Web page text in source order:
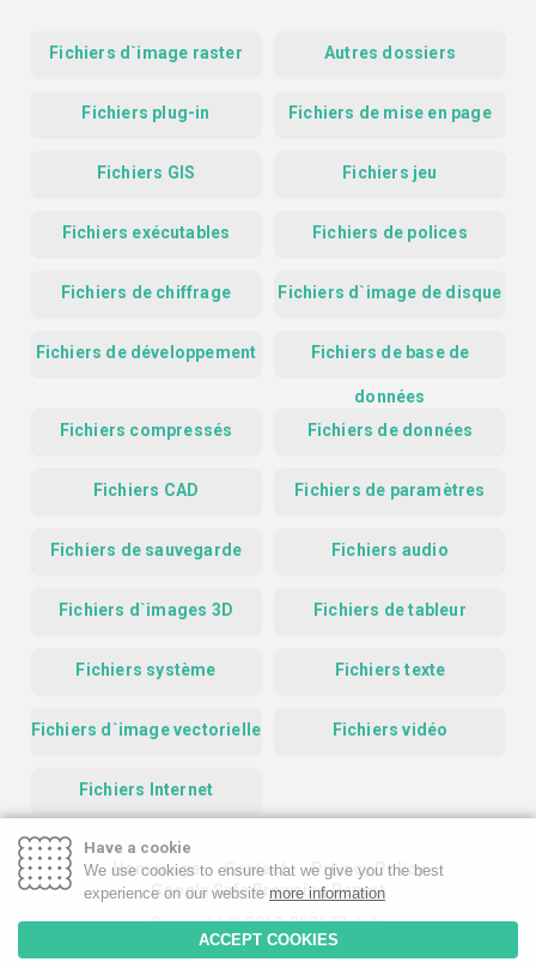
Fichiers d`image raster Autres dossiers
Fichiers plug-in Fichiers de mise en page
Fichiers GIS Fichiers jeu
Fichiers exécutables Fichiers de polices
Fichiers de chiffrage Fichiers d`image de disque
Fichiers de développement Fichiers de base de
données
Fichiers compressés
Fichiers de données
Fichiers CAD Fichiers de paramètres
Fichiers de sauvegarde Fichiers audio
Fichiers d`images 3D Fichiers de tableur
Fichiers système Fichiers texte
Fichiers d`image vectorielle Fichiers vidéo
Fichiers Internet
Homepage Contact
Privacy Policy
Google Safe Browsing Report
Copyright © 2019-2026 FileInfo
Have a cookie
We use cookies to ensure that we give you the best
experience on our website more information
ACCEPT COOKIES